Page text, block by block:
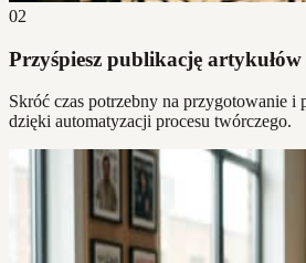
02
Przyśpiesz publikację artykułów
Skróć czas potrzebny na przygotowanie i
dzięki automatyzacji procesu twórczego.